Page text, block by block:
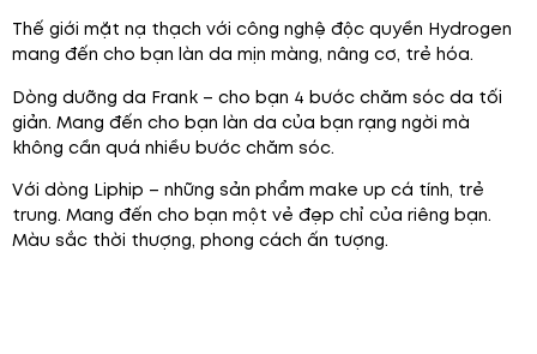
Thế giới mặt nạ thạch với công nghệ độc quyền Hydrogen
mang đến cho bạn làn da mịn màng, nâng cơ, trẻ hóa.
Dòng dưỡng da Frank – cho bạn 4 bước chăm sóc da tối
giản. Mang đến cho bạn làn da của bạn rạng ngời mà
không cần quá nhiều bước chăm sóc.
Với dòng Liphip – những sản phẩm make up cá tính, trẻ
trung. Mang đến cho bạn một vẻ đẹp chỉ của riêng bạn.
Màu sắc thời thượng, phong cách ấn tượng.